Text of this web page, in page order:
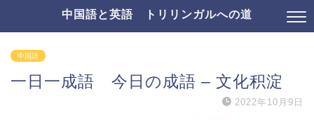
中国語と英語 トリリンガルへの道
中国語
一日一成語 今日の成語 – 文化积淀
2022年10月9日